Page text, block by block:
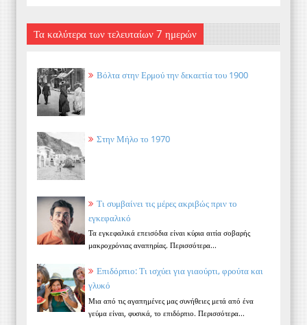
Τα καλύτερα των τελευταίων 7 ημερών
Βόλτα στην Ερμού την δεκαετία του 1900
Στην Μήλο το 1970
Τι συμβαίνει τις μέρες ακριβώς πριν το
εγκεφαλικό
Τα εγκεφαλικά επεισόδια είναι κύρια αιτία σοβαρής
μακροχρόνιας αναπηρίας. Περισσότερα...
Επιδόρπιο: Τι ισχύει για γιαούρτι, φρούτα και
γλυκό
Μια από τις αγαπημένες μας συνήθειες μετά από ένα
γεύμα είναι, φυσικά, το επιδόρπιο. Περισσότερα...